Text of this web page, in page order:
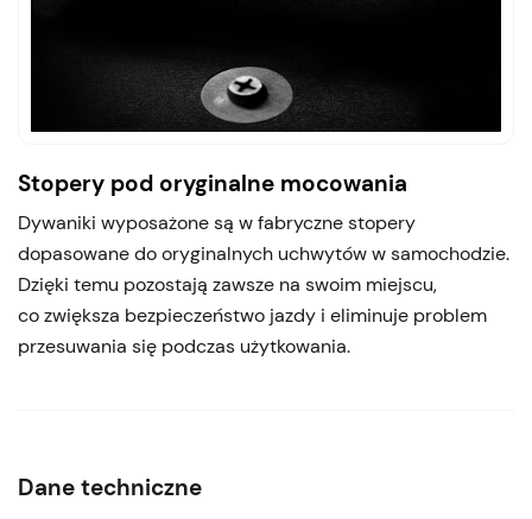
Stopery pod oryginalne mocowania
Dywaniki wyposażone są w fabryczne stopery
dopasowane do oryginalnych uchwytów w samochodzie.
Dzięki temu pozostają zawsze na swoim miejscu,
co zwiększa bezpieczeństwo jazdy i eliminuje problem
przesuwania się podczas użytkowania.
Dane techniczne